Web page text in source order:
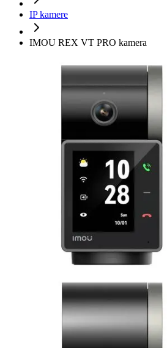
IP kamere
IMOU REX VT PRO kamera